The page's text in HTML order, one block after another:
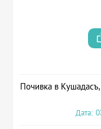
Почивка в
Дата: